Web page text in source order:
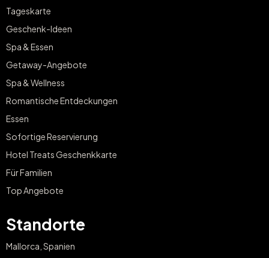
Tageskarte
Geschenk-Ideen
Spa & Essen
Getaway-Angebote
Spa & Wellness
Romantische Entdeckungen
Essen
Sofortige Reservierung
Hotel Treats Geschenkkarte
Für Familien
Top Angebote
Standorte
Mallorca, Spanien